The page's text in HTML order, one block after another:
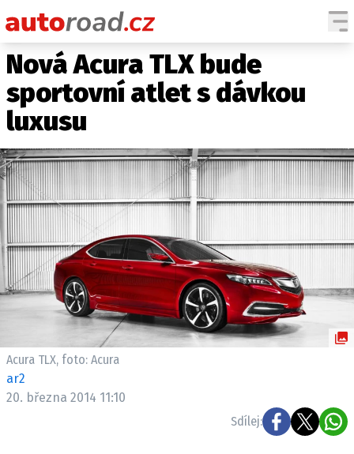
AUTA
TESTY AUT
SPY
HISTORIE
ZAJÍMAVOSTI
TECHNIKA
EKONOMIKA
ČESKÝ TRH
TUNING
PROFI
NOVINKY ZE SVĚTA EV
TESTY ELEKTROMOBILŮ
Nová Acura TLX bude
sportovní atlet s dávkou
luxusu
Acura TLX, foto: Acura
ar2
20. března 2014 11:10
Sdílej: